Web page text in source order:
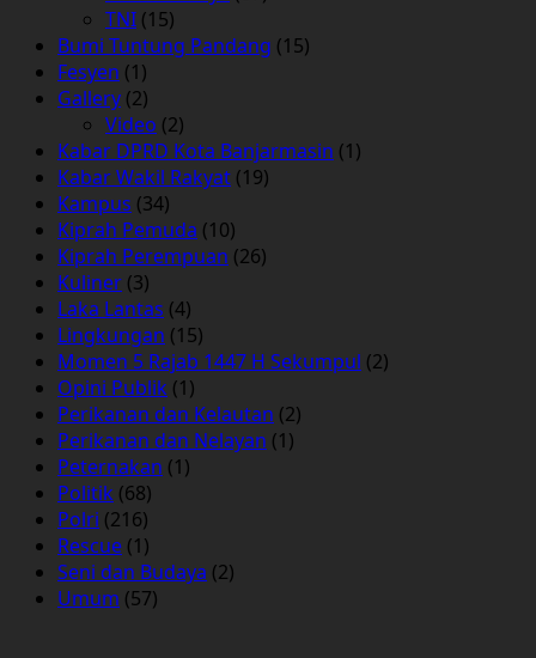
TNI (15)
Bumi Tuntung Pandang (15)
Fesyen (1)
Gallery (2)
Video (2)
Kabar DPRD Kota Banjarmasin (1)
Kabar Wakil Rakyat (19)
Kampus (34)
Kiprah Pemuda (10)
Kiprah Perempuan (26)
Kuliner (3)
Laka Lantas (4)
Lingkungan (15)
Momen 5 Rajab 1447 H Sekumpul (2)
Opini Publik (1)
Perikanan dan Kelautan (2)
Perikanan dan Nelayan (1)
Peternakan (1)
Politik (68)
Polri (216)
Rescue (1)
Seni dan Budaya (2)
Umum (57)